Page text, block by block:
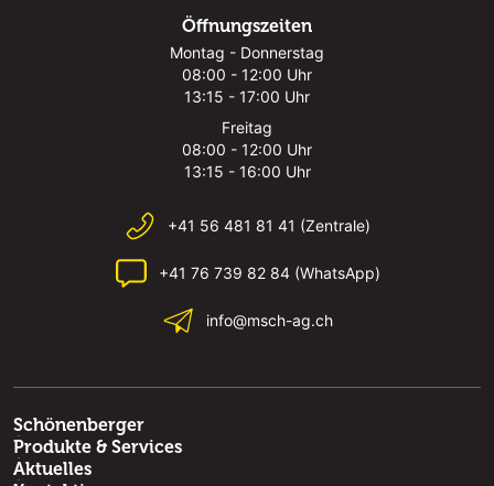
Öffnungszeiten
Montag - Donnerstag
08:00 - 12:00 Uhr
13:15 - 17:00 Uhr
Freitag
08:00 - 12:00 Uhr
13:15 - 16:00 Uhr
+41 56 481 81 41 (Zentrale)
+41 76 739 82 84 (WhatsApp)
info@msch-ag.ch
Schönenberger
Produkte & Services
Aktuelles